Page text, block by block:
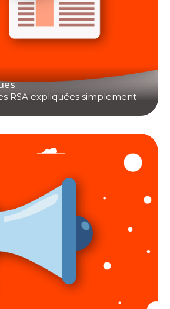
RSA expliquées simplement